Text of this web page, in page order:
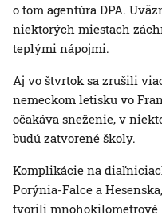
o tom agentúra DPA.
niektorých miestach
teplými nápojmi.
Aj vo štvrtok sa zrušili
nemeckom letisku vo
očakáva sneženie, v
budú zatvorené školy.
Komplikácie na
Porýnia-Falce a
tvorili mnohokilometrové